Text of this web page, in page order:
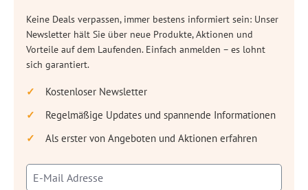
Keine Deals verpassen, immer bestens informiert sein: Unser
Newsletter hält Sie über neue Produkte, Aktionen und
Vorteile auf dem Laufenden. Einfach anmelden – es lohnt
sich garantiert.
Kostenloser Newsletter
Regelmäßige Updates und spannende Informationen
Als erster von Angeboten und Aktionen erfahren